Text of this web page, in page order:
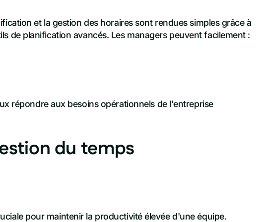
et la gestion des horaires sont rendues simples grâce à
de planification avancés. Les managers peuvent facilement :
répondre aux besoins opérationnels de l'entreprise
du temps
pour maintenir la productivité élevée d'une équipe.